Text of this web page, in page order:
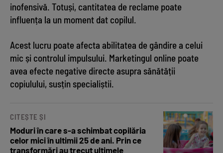
inofensivă. Totuși, cantitatea de reclame poate
influența la un moment dat copilul.
Acest lucru poate afecta abilitatea de gândire a celui
mic și controlul impulsului. Marketingul online poate
avea efecte negative directe asupra sănătății
copiulului, susțin specialiștii.
CITEȘTE ȘI
Moduri în care s-a schimbat copilăria
celor mici în ultimii 25 de ani. Prin ce
transformări au trecut ultimele